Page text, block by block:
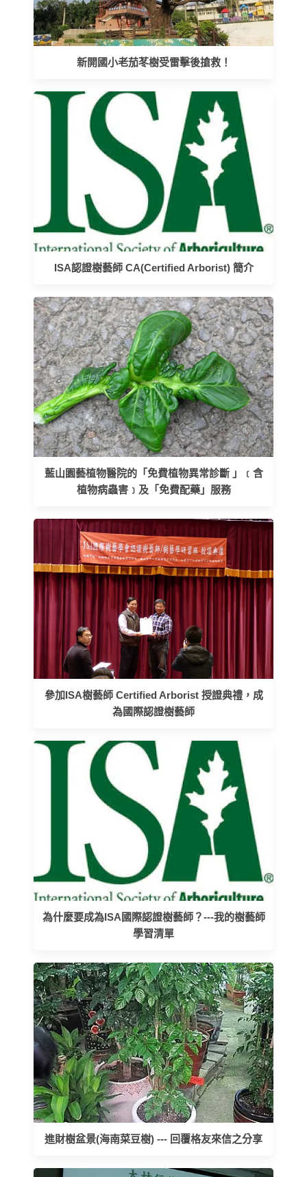
新開國小老茄苳樹受雷擊後搶救！
ISA認證樹藝師 CA(Certified Arborist) 簡介
藍山園藝植物醫院的「免費植物異常診斷 」﹝含
植物病蟲害﹞及「免費配藥」服務
參加ISA樹藝師 Certified Arborist 授證典禮，成
為國際認證樹藝師
為什麼要成為ISA國際認證樹藝師？---我的樹藝師
學習清單
進財樹盆景(海南菜豆樹) --- 回覆格友來信之分享